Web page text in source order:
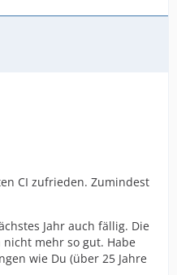
CI zufrieden. Zumindest
Jahr auch fällig. Die
mehr so gut. Habe
wie Du (über 25 Jahre